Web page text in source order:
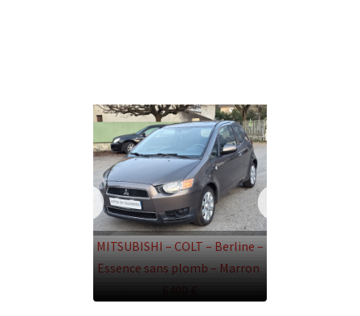
MITSUBISHI – COLT – Berline –
Essence sans plomb – Marron
6400 €